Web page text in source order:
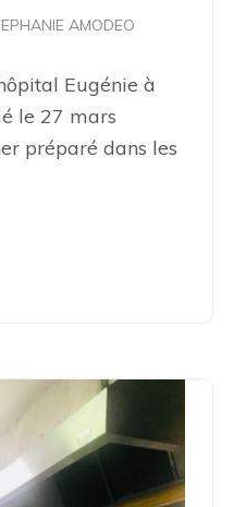
AMODEO
Eugénie à
le 27 mars
préparé dans les